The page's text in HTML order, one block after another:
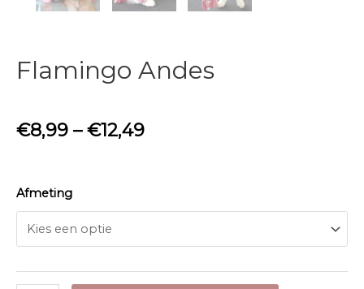
Flamingo Andes
€8,99 –€12,49
Afmeting